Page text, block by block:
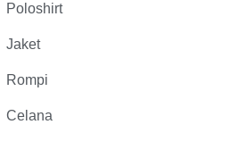
Poloshirt
Jaket
Rompi
Celana